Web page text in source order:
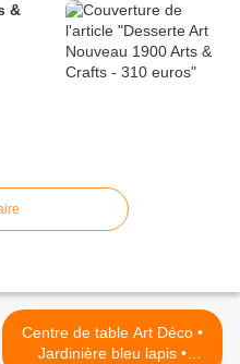
&
Centre de table Art Déco •
Jardinière bleu lapis •